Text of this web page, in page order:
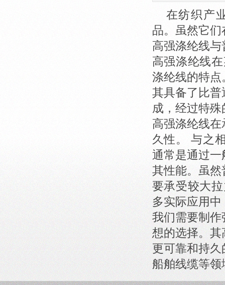
在纺织产
品。虽然它
高强涤纶线
高强涤纶线
涤纶线的特
其具备了比
成，经过特
高强涤纶线
久性。 与之
通常是通过
其性能。虽
要承受较大
多实际应用
我们需要制
想的选择。
更可靠和持
船舶线缆等